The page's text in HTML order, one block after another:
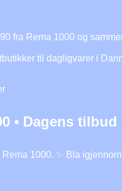
fra Rema 1000 og
til dagligvarer i
• Dagens
1000. ✨ Bla